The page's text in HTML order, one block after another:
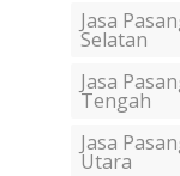
Jasa
Selatan
Jasa
Tengah
Jasa
Utara